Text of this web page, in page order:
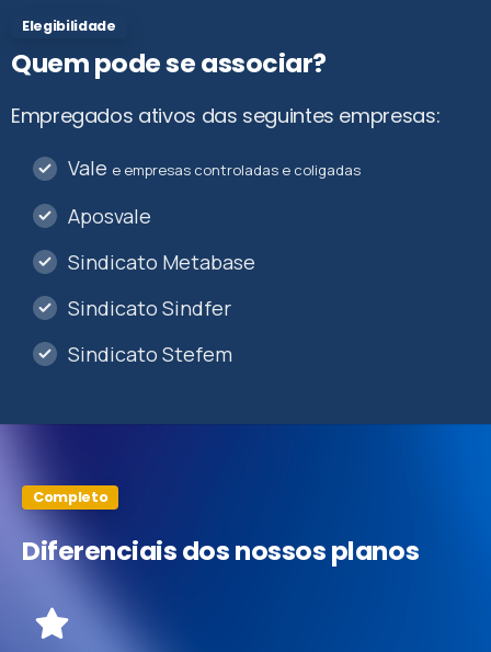
Elegibilidade
Quempodeseassociar?
Empregados ativos das seguintes empresas:
Vale e empresas controladas e coligadas
Aposvale
Sindicato Metabase
Sindicato Sindfer
Sindicato Stefem
Completo
Diferenciaisdosnossosplanos